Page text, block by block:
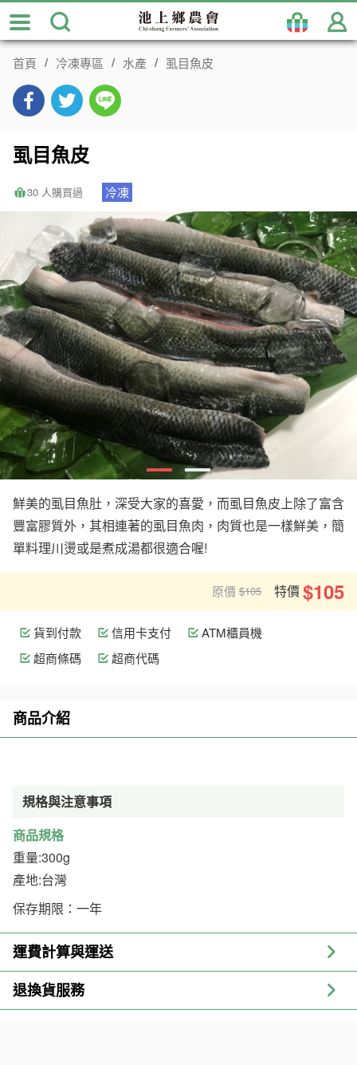
跳
到
主
首頁 冷凍專區 水產 虱目魚皮
虱目魚皮
30 人購買過 冷凍
鮮美的虱目魚肚，深受大家的喜愛，而虱目魚皮上除了富含
豐富膠質外，其相連著的虱目魚肉，肉質也是一樣鮮美，簡
單料理川燙或是煮成湯都很適合喔!
原價 $105 特價$105
貨到付款 信用卡支付
ATM櫃員機
超商條碼
超商代碼
商品介紹
規格與注意事項
商品規格
重量:300g
產地:台灣
保存期限：一年
運費計算與運送
退換貨服務